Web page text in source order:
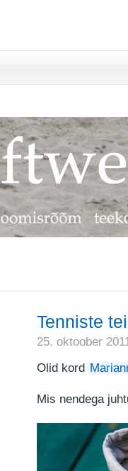
Tenniste
25. oktoober
Olid kord
Mis nendega